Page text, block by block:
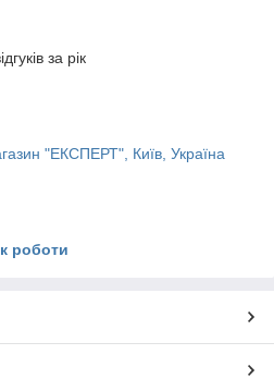
за рік
"ЕКСПЕРТ", Київ, Україна
роботи